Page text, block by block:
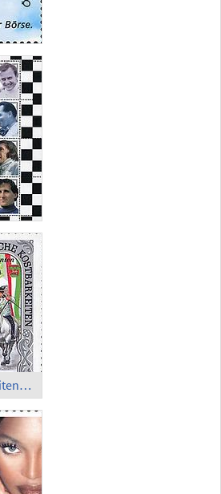
Volksbrauchtum - Weitensfelder Kranzelreiten